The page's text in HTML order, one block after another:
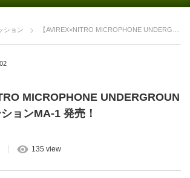
ション 【AVIREX×NITRO MICROPHONE UNDERGROUND】コラボレーションMA-1 発売！
MICROPHONE UNDERGROUN
ョンMA-1 発売！
135 view